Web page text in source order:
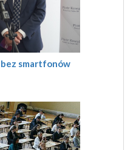
smartfonów